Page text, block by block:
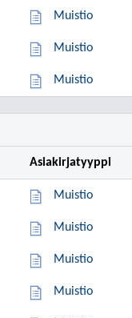
Muistio
Muistio
Muistio
Asiakirjatyyppi
Muistio
Muistio
Muistio
Muistio